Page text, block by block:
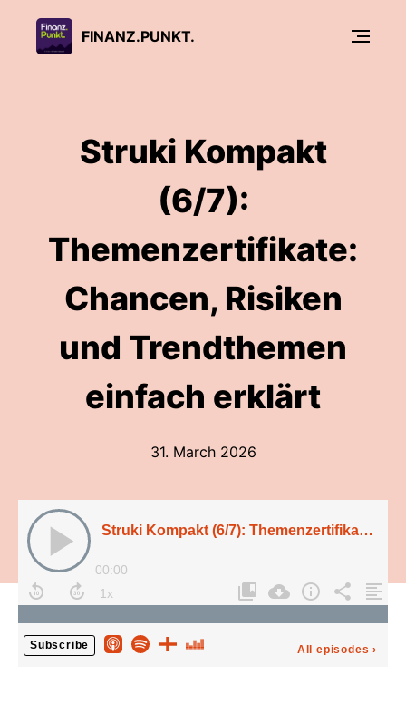
FINANZ.PUNKT.
Struki Kompakt
(6/7):
Themenzertifikate:
Chancen, Risiken
und Trendthemen
einfach erklärt
31. March 2026
Struki Kompakt (6/7): Themenzertifikate: Chancen, Risiken und Trendthemen einfach erklärt
00:00
Subscribe All episodes ›